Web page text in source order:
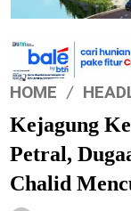
HOME
Kejagung
Petral,
Chalid